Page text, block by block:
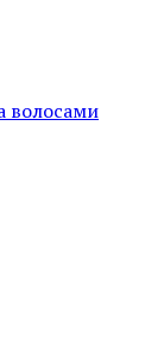
волосами